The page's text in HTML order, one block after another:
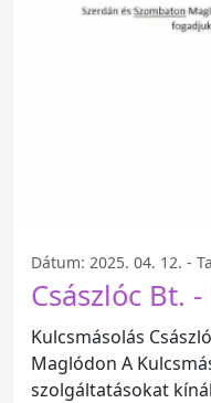
Dátum: 2025. 04. 12. -
Császlóc Bt.
Kulcsmásolás
Maglódon A Kulcsmásolás Császlóc Bt. kiemelkedő
szolgáltatásokat